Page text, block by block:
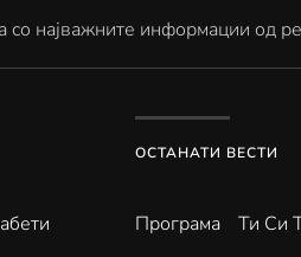
најважните информации од
ОСТАНАТИ ВЕСТИ
Програма Ти Си